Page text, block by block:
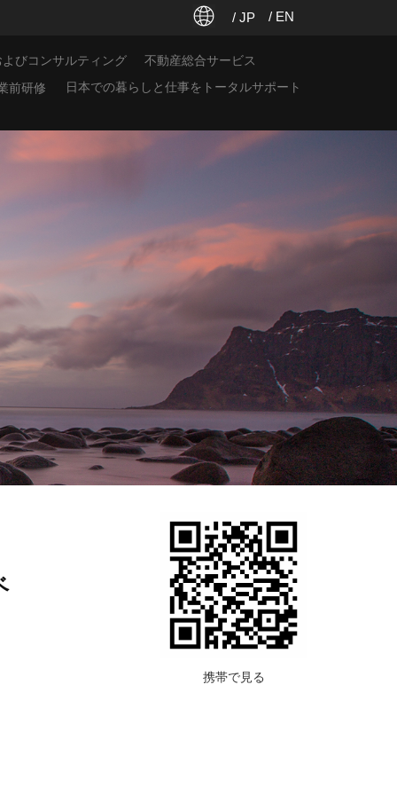
/ JP / EN
びコンサルティング
不動産総合サービス
日本での暮らしと仕事をトータルサポート
前研修
携帯で見る